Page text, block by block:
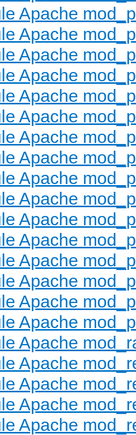
Apache
Apache
Apache
Apache
Apache
Apache
Apache
Apache
Apache
Apache
Apache
Apache
Apache
Apache
Apache
Apache
Apache
Apache
Apache
Apache
Apache